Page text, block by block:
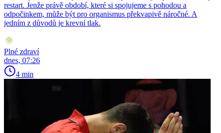
restart. Jenže právě období, které si spojujeme s pohodou a
odpočinkem, může být pro organismus překvapivě náročné. A
jedním z důvodů je krevní tlak.
Plné zdraví
dnes, 07:26
4 min